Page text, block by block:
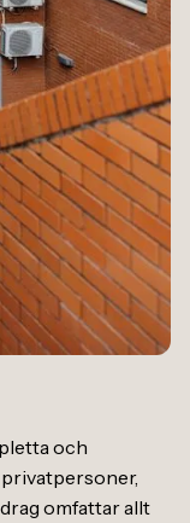
och
omfattar allt